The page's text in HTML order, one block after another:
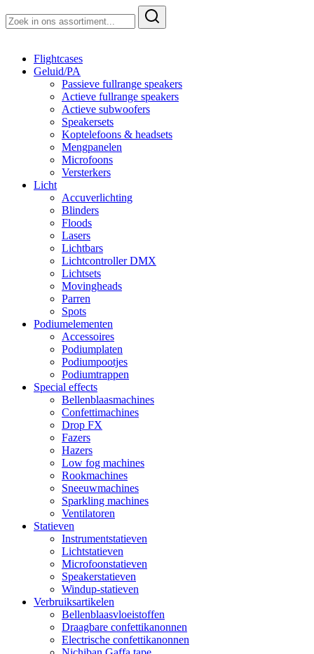
naar:
Flightcases
Geluid/PA
Passieve fullrange speakers
Actieve fullrange speakers
Actieve subwoofers
Speakersets
Koptelefoons & headsets
Mengpanelen
Microfoons
Versterkers
Licht
Accuverlichting
Blinders
Floods
Lasers
Lichtbars
Lichtcontroller DMX
Lichtsets
Movingheads
Parren
Spots
Podiumelementen
Accessoires
Podiumplaten
Podiumpootjes
Podiumtrappen
Special effects
Bellenblaasmachines
Confettimachines
Drop FX
Fazers
Hazers
Low fog machines
Rookmachines
Sneeuwmachines
Sparkling machines
Ventilatoren
Statieven
Instrumentstatieven
Lichtstatieven
Microfoonstatieven
Speakerstatieven
Windup-statieven
Verbruiksartikelen
Bellenblaasvloeistoffen
Draagbare confettikanonnen
Electrische confettikanonnen